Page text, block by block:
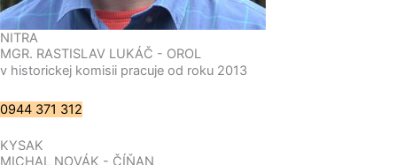
NITRA
MGR. RASTISLAV LUKÁČ - OROL
v historickej komisii pracuje od roku 2013
0944 371 312
KYSAK
MICHAL NOVÁK - ČÍŇAN